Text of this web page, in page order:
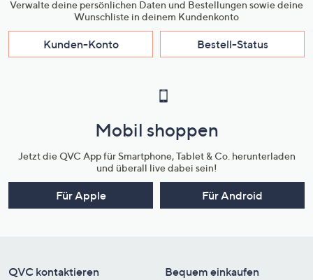
Verwalte deine persönlichen Daten und Bestellungen sowie deine
Wunschliste in deinem Kundenkonto
Kunden-Konto Bestell-Status
Mobil shoppen
Jetzt die QVC App für Smartphone, Tablet & Co. herunterladen
und überall live dabei sein!
Für Apple Für Android
QVC kontaktieren Bequem einkaufen